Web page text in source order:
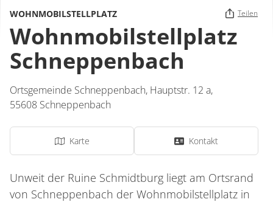
WOHNMOBILSTELLPLATZ Teilen
Wohnmobilstellplatz
Schneppenbach
Ortsgemeinde Schneppenbach, Hauptstr. 12 a,
55608 Schneppenbach
Karte Kontakt
Unweit der Ruine Schmidtburg liegt am Ortsrand
von Schneppenbach der Wohnmobilstellplatz in